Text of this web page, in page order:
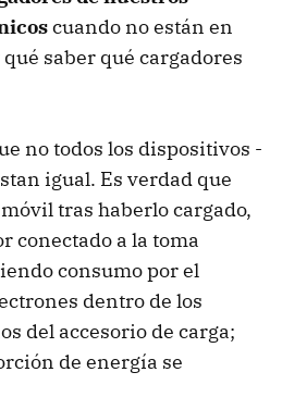
cuando no están en
qué saber qué cargadores
no todos los dispositivos -
igual. Es verdad que
tras haberlo cargado,
conectado a la toma
consumo por el
dentro de los
del accesorio de carga;
de energía se